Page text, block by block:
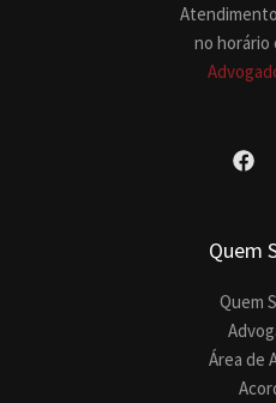
no horário
Quem
Quem
Área de